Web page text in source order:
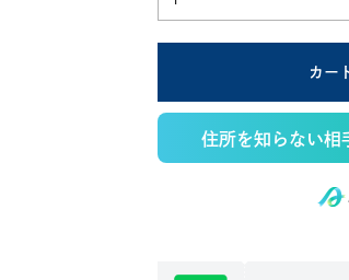
カー
住所を知らない相